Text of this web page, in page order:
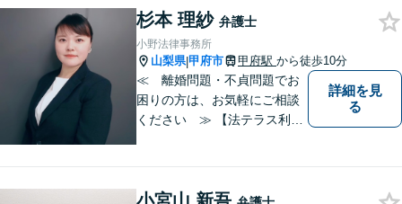
の作成や相続人の紛争解決ま
で幅広く対応できます【初回
面談無料】
杉本 理紗 弁護士
小野法律事務所
山梨県|甲府市 甲府駅 から徒歩10分
≪ 離婚問題・不貞問題でお
困りの方は、お気軽にご相談
ください ≫ 【法テラス利用
護士には、守秘義務がありま
詳細を見
る